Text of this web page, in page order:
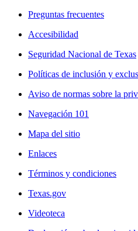
Preguntas frecuentes
Accesibilidad
Seguridad Nacional de Texas
Políticas de inclusión y
Aviso de normas sobre la
Navegación 101
Mapa del sitio
Enlaces
Términos y condiciones
Texas.gov
Videoteca